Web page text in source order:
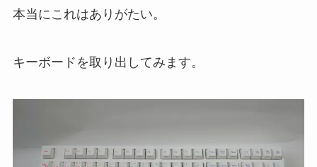
本当にこれはありがたい。
キーボードを取り出してみます。